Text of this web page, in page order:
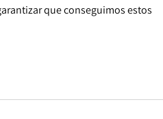
que conseguimos estos